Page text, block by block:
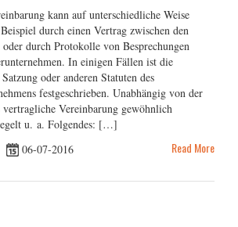
kann auf unterschiedliche Weise
durch einen Vertrag zwischen den
durch Protokolle von Besprechungen
In einigen Fällen ist die
oder anderen Statuten des
festgeschrieben. Unabhängig von der
Vereinbarung gewöhnlich
u. a. Folgendes: […]
06-07-2016 Read More